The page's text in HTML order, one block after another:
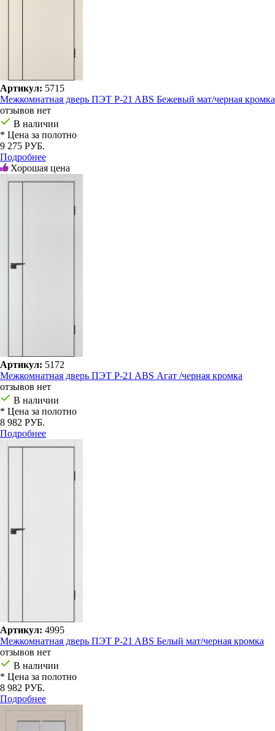
Артикул: 5715
Межкомнатная дверь ПЭТ P-21 ABS Бежевый мат/черная кромка
отзывов нет
В наличии
* Цена за полотно
9 275 РУБ.
Подробнее
Хорошая цена
Артикул: 5172
Межкомнатная дверь ПЭТ P-21 ABS Агат /черная кромка
отзывов нет
В наличии
* Цена за полотно
8 982 РУБ.
Подробнее
Артикул: 4995
Межкомнатная дверь ПЭТ P-21 ABS Белый мат/черная кромка
отзывов нет
В наличии
* Цена за полотно
8 982 РУБ.
Подробнее